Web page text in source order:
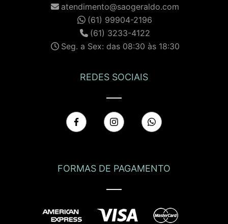
atendimento@saogeraldo.com
(61) 99904-2196
(61) 3233-4122
Seg. a Sex: das 08:30 às 18:30
REDES SOCIAIS
FORMAS DE PAGAMENTO